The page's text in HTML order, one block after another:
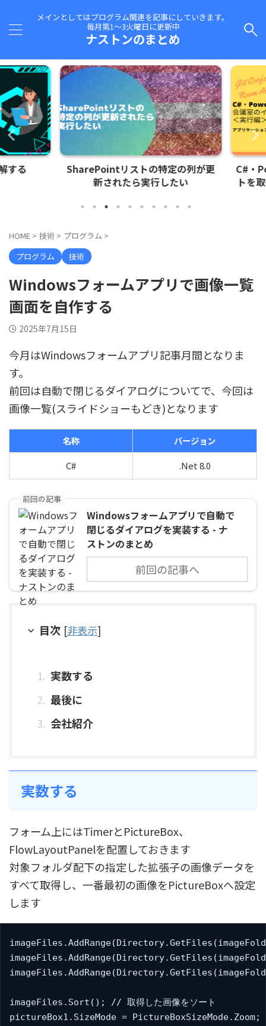
メインとしてはプログラム関連を記事にしていきます。
毎月第1～3火曜日に更新中
ナストンのまとめ
る
SharePointリストの特定の列が更
新されたら実行したい
C#・
トを
HOME > 技術 > プログラム >
プログラム
技術
Windowsフォームアプリで画像一覧
画面を自作する
2025年7月15日
今月はWindowsフォームアプリ記事月間となりま
す。
前回は自動で閉じるダイアログについてで、今回は
画像一覧(スライドショーもどき)となります
名称
バージョン
C#
.Net 8.0
前回の記事
Windowsフォームアプリで自動で
閉じるダイアログを実装する - ナ
ストンのまとめ
前回の記事へ
目次 [非表示]
実数する
最後に
会社紹介
実数する
フォーム上にはTimerとPictureBox、
FlowLayoutPanelを配置しておきます
対象フォルダ配下の指定した拡張子の画像データを
すべて取得し、一番最初の画像をPictureBoxへ設定
します
imageFiles.Sort(); // 取得した画像をソート
pictureBox1.SizeMode = PictureBoxSizeMode.Zoom;